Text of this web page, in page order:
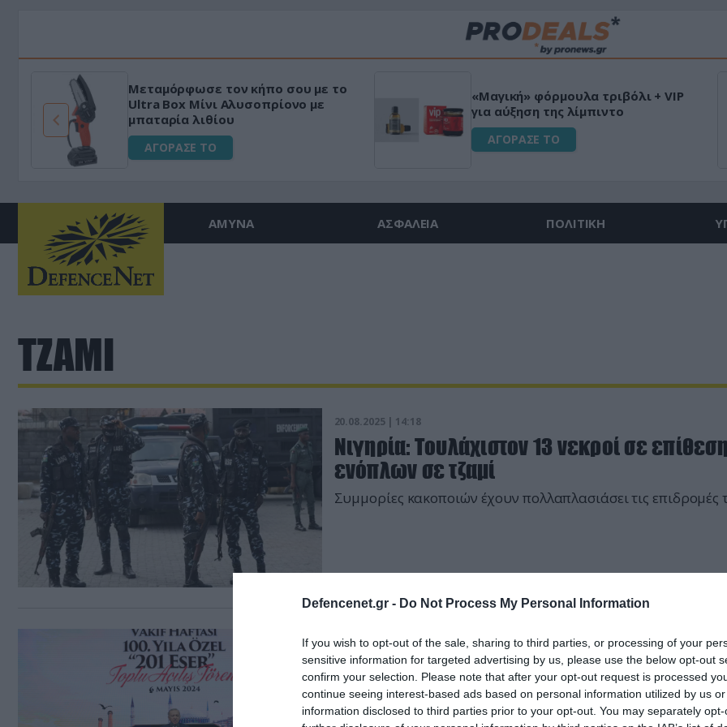
Defencenet.gr - Do Not Process My Personal Information
If you wish to opt-out of the sale, sharing to third parties, or processing of your
sensitive information for targeted advertising by us, please use the below opt-out
confirm your selection. Please note that after your opt-out request is processed
continue seeing interest-based ads based on personal information utilized by us
information disclosed to third parties prior to your opt-out. You may separately
Μεταμόρφωσε τον κήπο σου με το
Ultra Box Μίνι Αλυσοπρίονο με
μπαταρία λιθίου
ΑΓΟΡΑΣΕ ΤΟ
«Μαγική» φόρμουλα τριβόλι + VIP
για αύξηση της λίμπιντο
ΑΓΟΡΑΣΕ ΤΟ
ΑΜΥΝΑ ΑΣΦΑΛΕΙΑ ΠΟΛΙΤΙΚΗ
ΤΖΑΜΙ
20.08.2025 | 14:18
Νιγηρία: Τουλάχιστον 13 νεκροί σε επίθεση
ενόπλων σε τζαμί
Συμμορίες κακοποιών έχουν πολλαπλασιάσει τις επιδρομές
06.05.2024 | 16:10
Ρ.Τ.Ερντογάν για μετατροπή της Μονής της
Χώρας σε τζαμί: «Προστατεύουμε την
κληρονομιά των προγόνων μας» (βίντεο)